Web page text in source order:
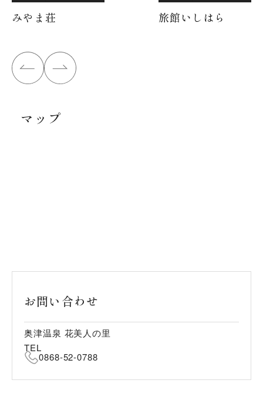
みやま荘 旅館いしはら
マップ
お問い合わせ
奥津温泉 花美人の里
TEL
0868-52-0788